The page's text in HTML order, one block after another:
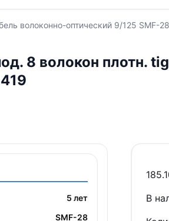
волоконно-оптический 9/125 SMF-
8 волокон плотн.
5 лет
SMF-28
В